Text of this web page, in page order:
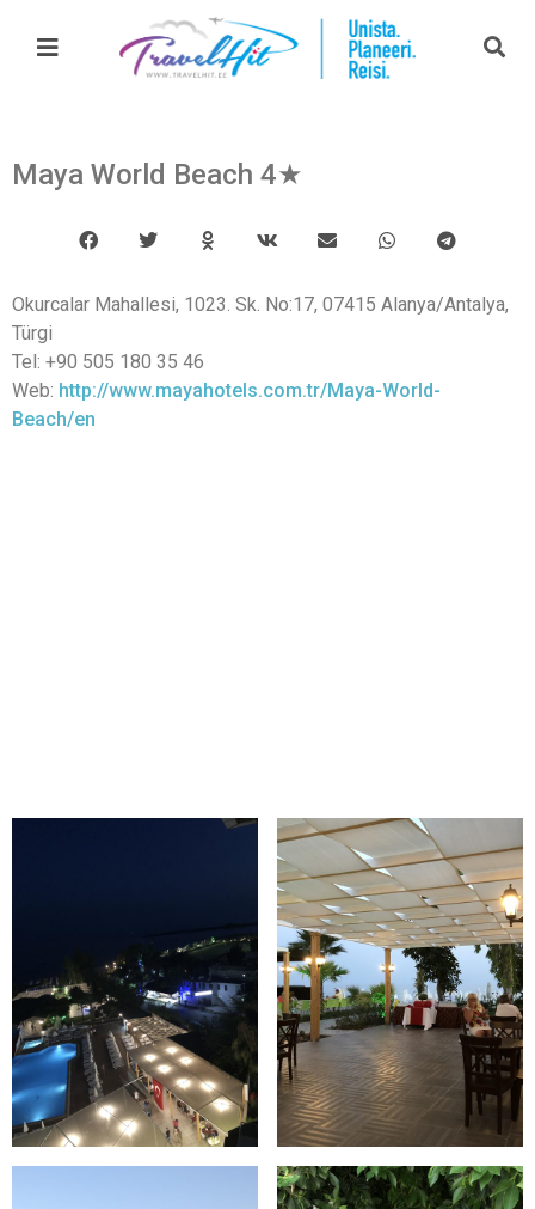
Maya World Beach 4★
Okurcalar Mahallesi, 1023. Sk. No:17, 07415 Alanya/Antalya,
Türgi
Tel: +90 505 180 35 46
Web: http://www.mayahotels.com.tr/Maya-World-
Beach/en